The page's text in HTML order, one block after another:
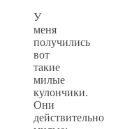
У
меня
получились
вот
такие
милые
кулончики.
Они
действительно